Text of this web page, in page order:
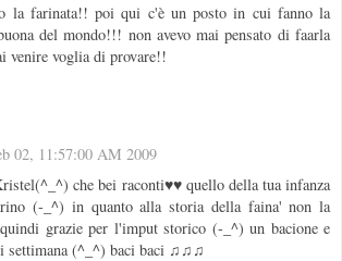
la farinata!! poi qui c'è un posto in cui fanno la
del mondo!!! non avevo mai pensato di faarla
venire voglia di provare!!
02, 11:57:00 AM 2009
che bei raconti♥♥ quello della tua infanza
(-_^) in quanto alla storia della faina' non la
grazie per l'imput storico (-_^) un bacione e
settimana (^_^) baci baci ♫♫♫